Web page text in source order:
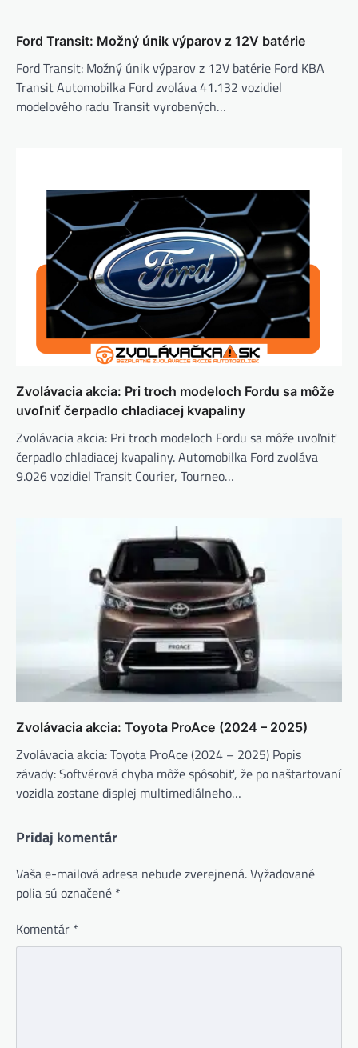
Ford Transit: Možný únik výparov z 12V batérie
Ford Transit: Možný únik výparov z 12V batérie Ford KBA
Transit Automobilka Ford zvoláva 41.132 vozidiel
modelového radu Transit vyrobených…
Zvolávacia akcia: Pri troch modeloch Fordu sa môže
uvoľniť čerpadlo chladiacej kvapaliny
Zvolávacia akcia: Pri troch modeloch Fordu sa môže uvoľniť
čerpadlo chladiacej kvapaliny. Automobilka Ford zvoláva
9.026 vozidiel Transit Courier, Tourneo…
Zvolávacia akcia: Toyota ProAce (2024 – 2025)
Zvolávacia akcia: Toyota ProAce (2024 – 2025) Popis
závady: Softvérová chyba môže spôsobiť, že po naštartovaní
vozidla zostane displej multimediálneho…
Pridaj komentár
Vaša e-mailová adresa nebude zverejnená.Vyžadované
polia sú označené *
Komentár *